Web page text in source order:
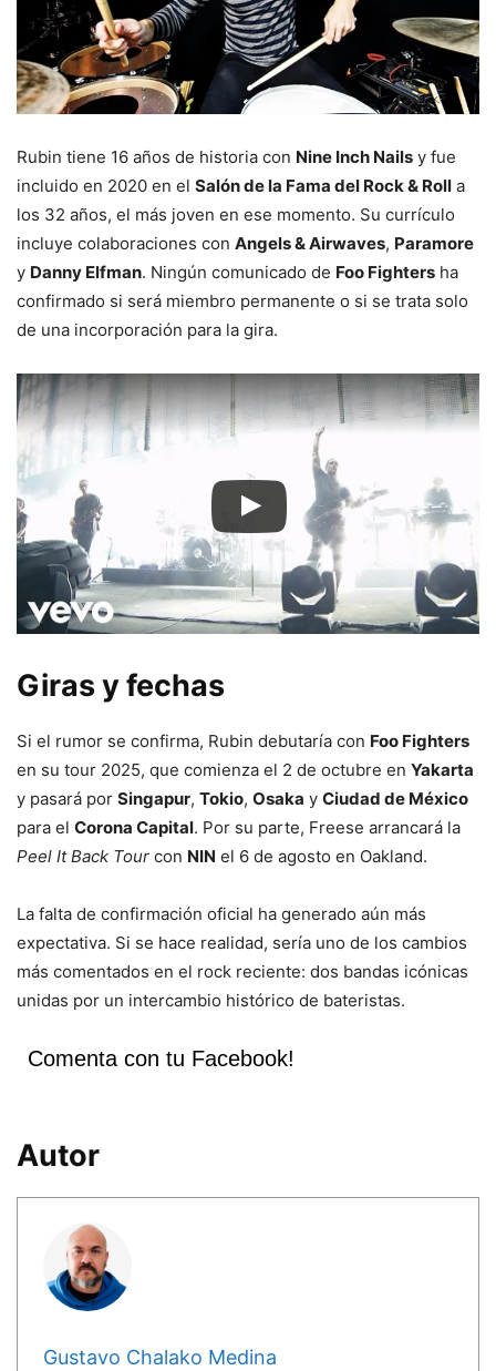
Rubin tiene 16 años de historia con Nine Inch Nails y fue
incluido en 2020 en el Salón de la Fama del Rock & Roll a
los 32 años, el más joven en ese momento. Su currículo
incluye colaboraciones con Angels & Airwaves, Paramore
y Danny Elfman. Ningún comunicado de Foo Fighters ha
confirmado si será miembro permanente o si se trata solo
de una incorporación para la gira.
Giras y fechas
Si el rumor se confirma, Rubin debutaría con Foo Fighters
en su tour 2025, que comienza el 2 de octubre en Yakarta
y pasará por Singapur, Tokio, Osaka y Ciudad de México
para el Corona Capital. Por su parte, Freese arrancará la
Peel It Back Tour con NIN el 6 de agosto en Oakland.
La falta de confirmación oficial ha generado aún más
expectativa. Si se hace realidad, sería uno de los cambios
más comentados en el rock reciente: dos bandas icónicas
unidas por un intercambio histórico de bateristas.
Comenta con tu Facebook!
Autor
Gustavo Chalako Medina